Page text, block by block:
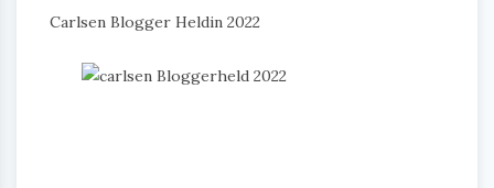
Carlsen Blogger Heldin 2022